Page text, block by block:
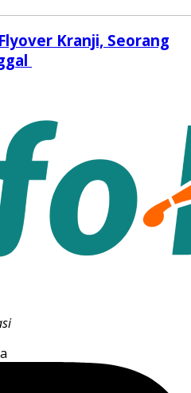
Kranji, Seorang